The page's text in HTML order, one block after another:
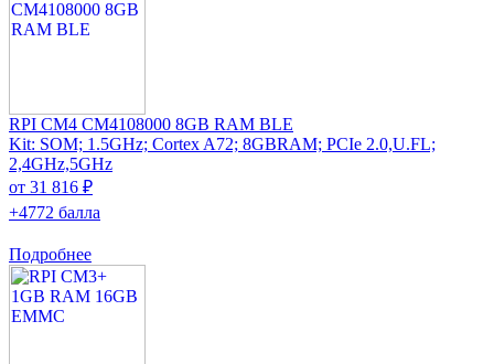
RPI CM4 CM4108000 8GB RAM BLE
Kit: SOM; 1.5GHz; Cortex A72; 8GBRAM; PCIe 2.0,U.FL;
2,4GHz,5GHz
от 31 816 ₽
+4772 балла
Подробнее